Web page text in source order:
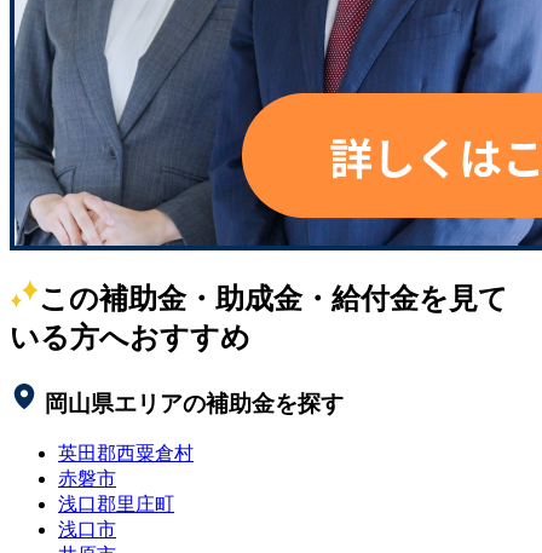
この補助金・助成金・給付金を見て
いる方へおすすめ
岡山県エリアの補助金を探す
英田郡西粟倉村
赤磐市
浅口郡里庄町
浅口市